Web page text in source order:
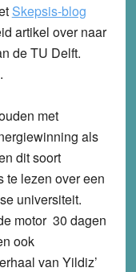
Skepsis-blog
artikel over naar
de TU Delft.
met
als
dit soort
te lezen over een
universiteit.
motor 30 dagen
ook
van Yildiz’